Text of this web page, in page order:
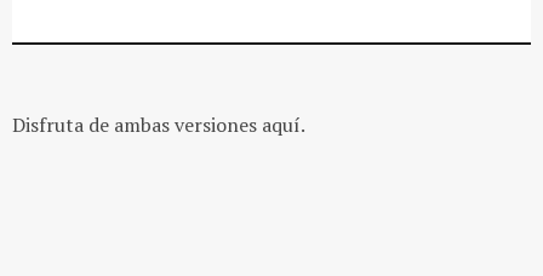
Disfruta de ambas versiones aquí.